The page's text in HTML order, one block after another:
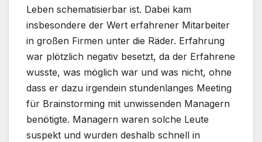
Leben schematisierbar ist. Dabei kam
insbesondere der Wert erfahrener Mitarbeiter
in großen Firmen unter die Räder. Erfahrung
war plötzlich negativ besetzt, da der Erfahrene
wusste, was möglich war und was nicht, ohne
dass er dazu irgendein stundenlanges Meeting
für Brainstorming mit unwissenden Managern
benötigte. Managern waren solche Leute
suspekt und wurden deshalb schnell in